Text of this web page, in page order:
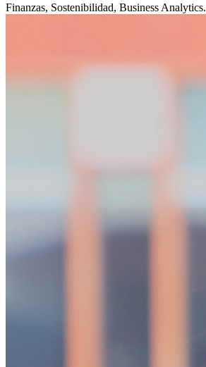
Finanzas, Sostenibilidad, Business Analytics.